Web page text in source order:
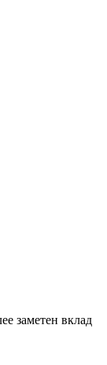
заметен вклад